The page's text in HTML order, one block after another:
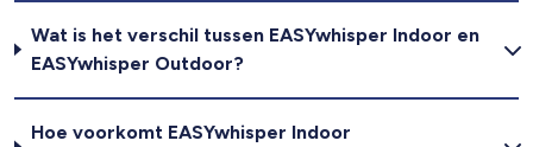
Wat is het verschil tussen EASYwhisper Indoor en
EASYwhisper Outdoor?
Hoe voorkomt EASYwhisper Indoor